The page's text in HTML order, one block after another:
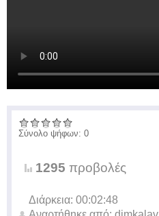
Σύνολο ψήφων: 0
1295 προβολές
Διάρκεια: 00:02:48